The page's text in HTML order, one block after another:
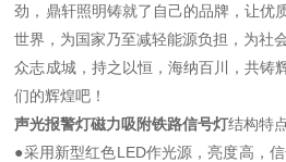
劲，鼎轩照明铸就了自己的品牌，让优
世界，为国家乃至减轻能源负担，为社
众志成城，持之以恒，海纳百川，共铸
们的辉煌吧！
声光报警灯磁力吸附铁路信号灯结构特
●采用新型红色LED作光源，亮度高，